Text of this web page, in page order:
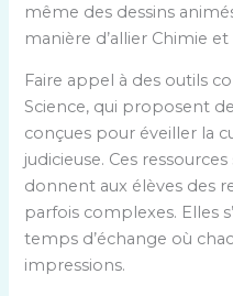
même des dessins
manière d’allier Chimie et
Faire appel à des outils
Science, qui proposent
conçues pour éveiller la
judicieuse. Ces
donnent aux élèves des
parfois complexes. Elles
temps d’échange où
impressions.